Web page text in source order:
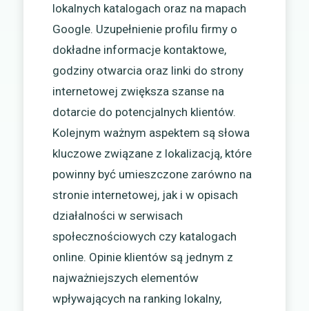
lokalnych katalogach oraz na mapach
Google. Uzupełnienie profilu firmy o
dokładne informacje kontaktowe,
godziny otwarcia oraz linki do strony
internetowej zwiększa szanse na
dotarcie do potencjalnych klientów.
Kolejnym ważnym aspektem są słowa
kluczowe związane z lokalizacją, które
powinny być umieszczone zarówno na
stronie internetowej, jak i w opisach
działalności w serwisach
społecznościowych czy katalogach
online. Opinie klientów są jednym z
najważniejszych elementów
wpływających na ranking lokalny,